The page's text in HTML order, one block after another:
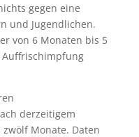
gegen eine
und Jugendlichen.
von 6 Monaten bis 5
Auffrischimpfung
derzeitigem
Monate. Daten